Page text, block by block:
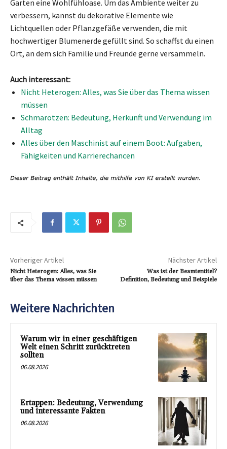
Garten eine Wohlfühloase. Um das Ambiente weiter zu
verbessern, kannst du dekorative Elemente wie
Lichtquellen oder Pflanzgefäße verwenden, die mit
hochwertiger Blumenerde gefüllt sind. So schaffst du einen
Ort, an dem sich Familie und Freunde gerne versammeln.
Auch interessant:
Nicht Heterogen: Alles, was Sie über das Thema wissen
müssen
Schmarotzen: Bedeutung, Herkunft und Verwendung im
Alltag
Alles über den Maschinist auf einem Boot: Aufgaben,
Fähigkeiten und Karrierechancen
Vorheriger Artikel
Nicht Heterogen: Alles, was Sie
über das Thema wissen müssen
Nächster Artikel
Was ist der Beamtentitel?
Definition, Bedeutung und Beispiele
Weitere Nachrichten
Warum wir in einer geschäftigen
Welt einen Schritt zurücktreten
sollten
06.08.2026
Ertappen: Bedeutung, Verwendung
und interessante Fakten
06.08.2026